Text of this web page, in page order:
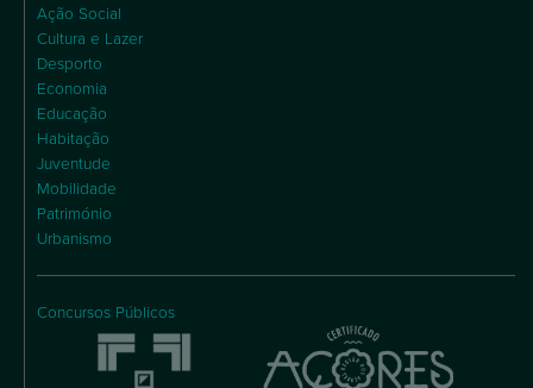
Ação Social
Cultura e Lazer
Desporto
Economia
Educação
Habitação
Juventude
Mobilidade
Património
Urbanismo
Concursos Públicos